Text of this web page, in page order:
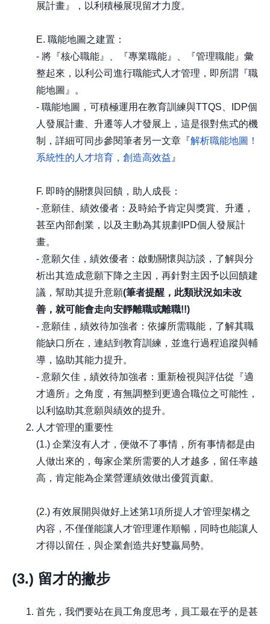
展計畫』，以利積極展現留才力度。
E. 職能地圖之建置：
- 將『核心職能』、『專業職能』、『管理職能』彙
整起來，以利公司進行職能式人才管理，即所謂『職
能地圖』。
- 職能地圖，可積極運用在教育訓練與TTQS、IDP個
人發展計畫、升遷等人才發展上，這是很對焦式的機
制，詳細可同步參閱筆者另一文章『解析職能地圖！
系統性的人才培育，創造高效益 』
F. 即時的關懷與回饋，助人成長：
- 意願佳、績效優者：及時給予肯定與獎賞、升遷，
甚至內部創業，以及主動為其規劃IPD個人發展計
畫。
- 意願欠佳，績效優者：啟動關懷與訪談，了解與分
析出其造成意願下降之主因，再針對主因予以回饋建
議，幫助其提升意願(筆者提醒，此類狀況如未改
善，就可能會走向安靜離職或離職!!)
- 意願佳，績效待加強者：依據所需職能，了解其職
能缺口所在，連結到教育訓練，並進行過程追蹤與輔
導，協助其能力提升。
- 意願欠佳，績效待加強者：重新檢視與評估從『適
才適所』之角度，有無調整到更適合職位之可能性，
以利協助其意願與績效的提升。
人才管理的重要性
(1.) 企業沒有人才，便做不了事情，所有事情都是由
人做出來的，每家企業所需要的人才越多，留任率越
高，肯定能為企業營運績效做出優質貢獻。
(2.) 有效展開與做好上述第1項所提人才管理架構之
內容，不僅僅能讓人才管理運作順暢，同時也能讓人
才得以留任，與企業創造共好雙贏局勢。
(3.) 留才的撇步
首先，我們要站在員工角度思考，員工最在乎的是甚